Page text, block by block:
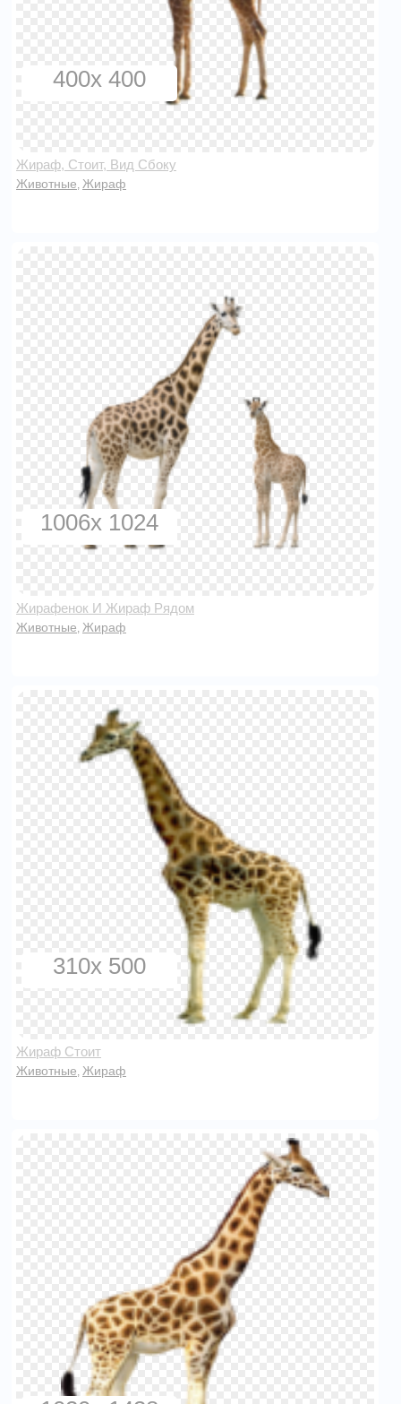
400x 400
Жираф, Стоит, Вид Сбоку
Животные Жираф
1006x 1024
Жирафенок И Жираф Рядом
Животные Жираф
310x 500
Жираф Стоит
Животные Жираф